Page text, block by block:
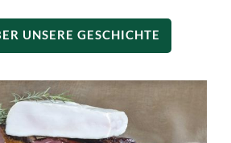
UNSERE GESCHICHTE